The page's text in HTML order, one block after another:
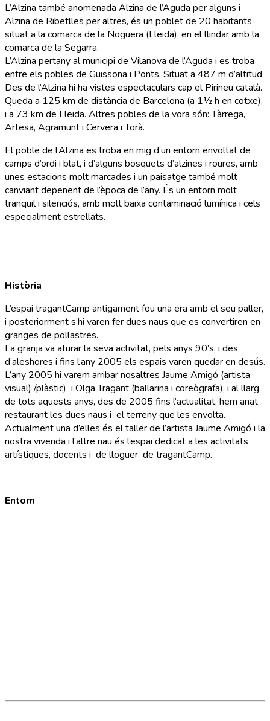
L’Alzina també anomenada Alzina de l’Aguda per alguns i
Alzina de Ribetlles per altres, és un poblet de 20 habitants
situat a la comarca de la Noguera (Lleida), en el llindar amb la
comarca de la Segarra.
L’Alzina pertany al municipi de Vilanova de l’Aguda i es troba
entre els pobles de Guissona i Ponts. Situat a 487 m d’altitud.
Des de l’Alzina hi ha vistes espectaculars cap el Pirineu català.
Queda a 125 km de distància de Barcelona (a 1½ h en cotxe),
i a 73 km de Lleida. Altres pobles de la vora són: Tàrrega,
Artesa, Agramunt i Cervera i Torà.
El poble de l’Alzina es troba en mig d’un entorn envoltat de
camps d’ordi i blat, i d’alguns bosquets d’alzines i roures, amb
unes estacions molt marcades i un paisatge també molt
canviant depenent de l’època de l’any. És un entorn molt
tranquil i silenciós, amb molt baixa contaminació lumínica i cels
especialment estrellats.
Història
L’espai tragantCamp antigament fou una era amb el seu paller,
i posteriorment s’hi varen fer dues naus que es convertiren en
granges de pollastres.
La granja va aturar la seva activitat, pels anys 90’s, i des
d’aleshores i fins l’any 2005 els espais varen quedar en desús.
L’any 2005 hi varem arribar nosaltres Jaume Amigó (artista
visual) /plàstic) i Olga Tragant (ballarina i coreògrafa), i al llarg
de tots aquests anys, des de 2005 fins l’actualitat, hem anat
restaurant les dues naus i el terreny que les envolta.
Actualment una d’elles és el taller de l’artista Jaume Amigó i la
nostra vivenda i l’altre nau és l’espai dedicat a les activitats
artístiques, docents i de lloguer de tragantCamp.
Entorn